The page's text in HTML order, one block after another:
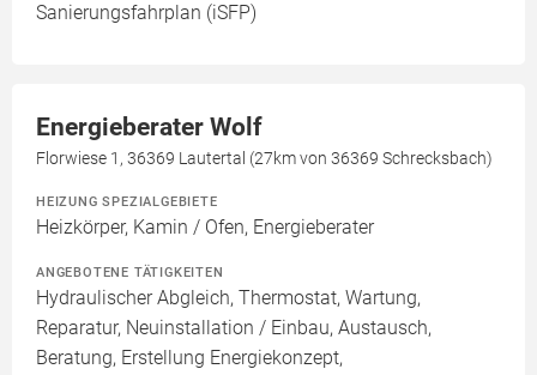
Sanierungsfahrplan (iSFP)
Energieberater Wolf
Florwiese 1, 36369 Lautertal (27km von 36369 Schrecksbach)
HEIZUNG SPEZIALGEBIETE
Heizkörper, Kamin / Ofen, Energieberater
ANGEBOTENE TÄTIGKEITEN
Hydraulischer Abgleich, Thermostat, Wartung,
Reparatur, Neuinstallation / Einbau, Austausch,
Beratung, Erstellung Energiekonzept,